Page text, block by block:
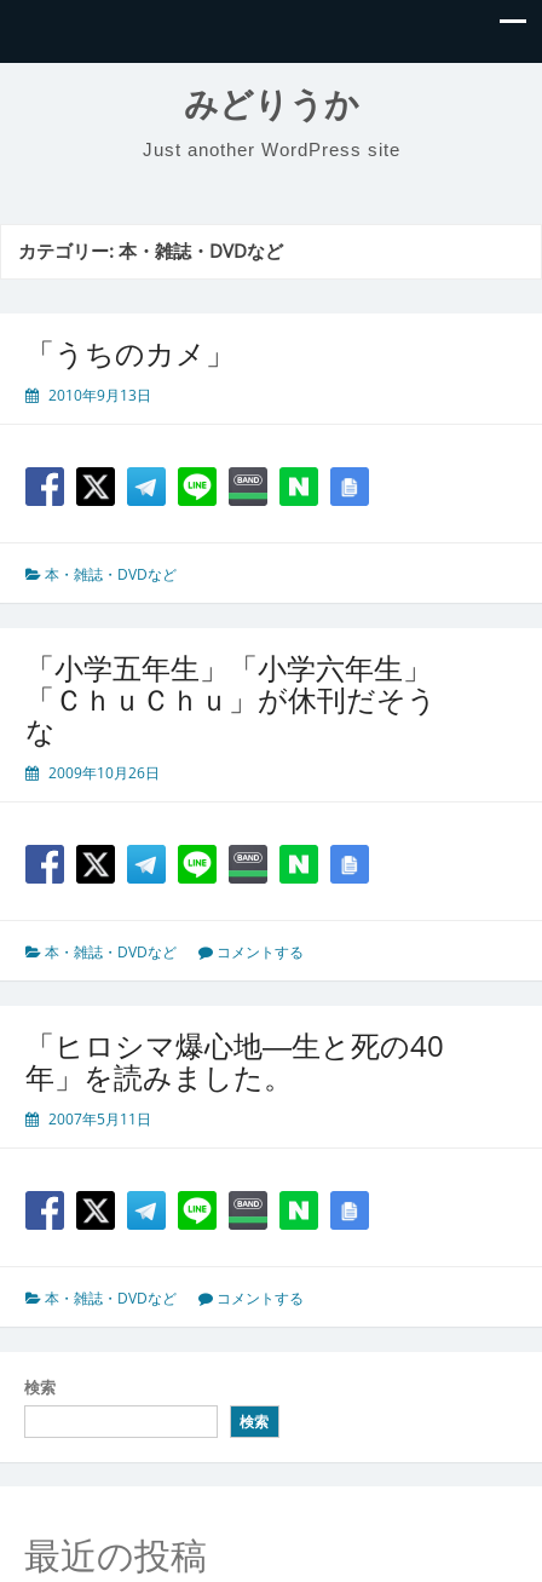
みどりうか
Just another WordPress site
カテゴリー:本・雑誌・DVDなど
「うちのカメ」
2010年9月13日
本・雑誌・DVDなど
「小学五年生」「小学六年生」
「ＣｈｕＣｈｕ」が休刊だそう
な
2009年10月26日
本・雑誌・DVDなど コメントする
「ヒロシマ爆心地―生と死の40
年」を読みました。
2007年5月11日
本・雑誌・DVDなど コメントする
検索
検索
最近の投稿